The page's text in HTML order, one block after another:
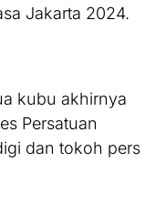
Jakarta 2024.
kubu akhirnya
Persatuan
dan tokoh pers